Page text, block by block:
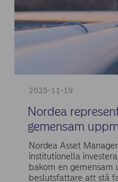
2025-11-19
Nordea
gemensam
Nordea Asset
institutionella
bakom en gemensam
beslutsfattare att stå